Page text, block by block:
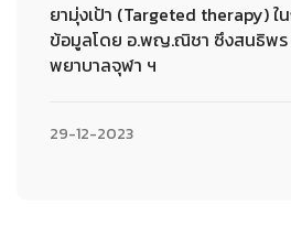
ยามุ่งเป้า (Targeted therapy) ใ
ข้อมูลโดย อ.พญ.ณิชา ซึงสนธิพร
พยาบาลจุฬา ฯ
29-12-2023